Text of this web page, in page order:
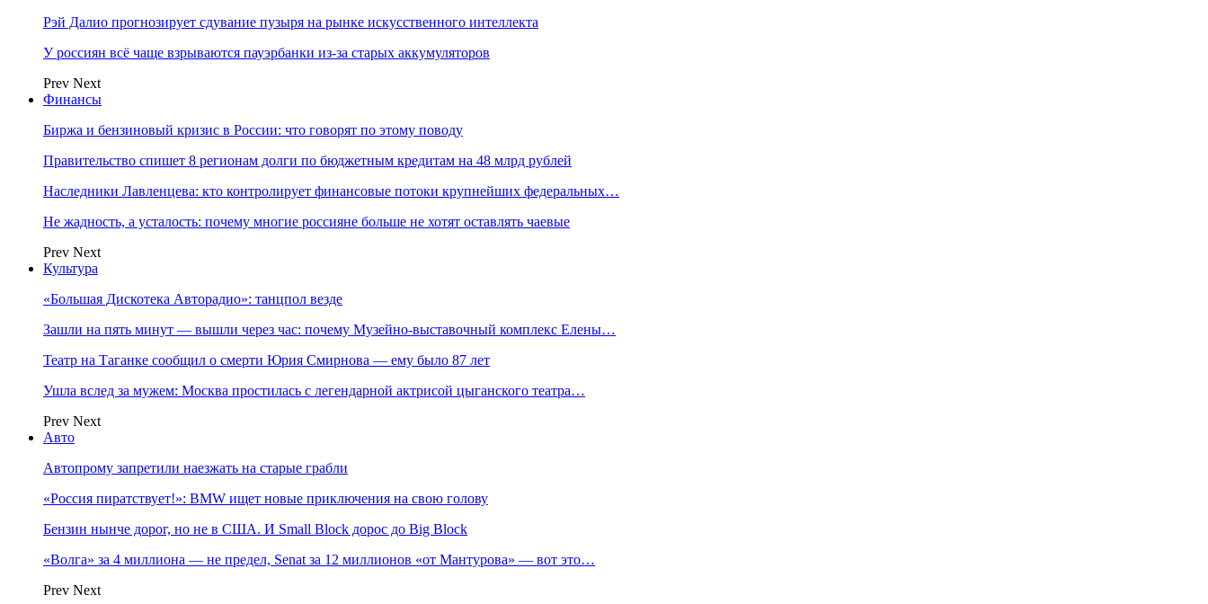
Рэй Далио прогнозирует сдувание пузыря на рынке искусственного интеллекта
У россиян всё чаще взрываются пауэрбанки из-за старых аккумуляторов
Prev Next
Финансы
Биржа и бензиновый кризис в России: что говорят по этому поводу
Правительство спишет 8 регионам долги по бюджетным кредитам на 48 млрд рублей
Наследники Лавленцева: кто контролирует финансовые потоки крупнейших федеральных…
Не жадность, а усталость: почему многие россияне больше не хотят оставлять чаевые
Prev Next
Культура
«Большая Дискотека Авторадио»: танцпол везде
Зашли на пять минут — вышли через час: почему Музейно-выставочный комплекс Елены…
Театр на Таганке сообщил о смерти Юрия Смирнова — ему было 87 лет
Ушла вслед за мужем: Москва простилась с легендарной актрисой цыганского театра…
Prev Next
Авто
Автопрому запретили наезжать на старые грабли
«Россия пиратствует!»: BMW ищет новые приключения на свою голову
Бензин нынче дорог, но не в США. И Small Block дорос до Big Block
«Волга» за 4 миллиона — не предел, Senat за 12 миллионов «от Мантурова» — вот это…
Prev Next